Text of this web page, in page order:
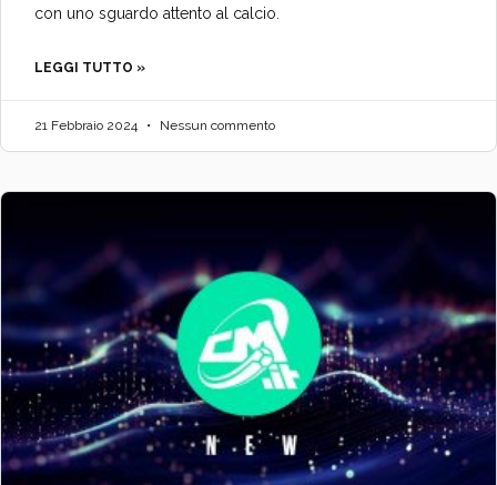
con uno sguardo attento al calcio.
LEGGI TUTTO »
21 Febbraio 2024 Nessun commento